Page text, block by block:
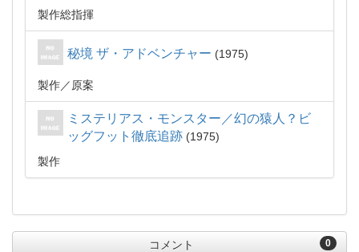
製作総指揮
秘境 ザ・アドベンチャー 1975
製作 原案
ミステリアス・モンスター／幻の猿人？ビ
ッグフット徹底追跡
1975
製作
0
コメント